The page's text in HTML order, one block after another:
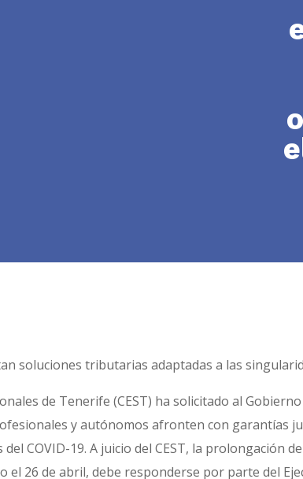
soluciones tributarias adaptadas a las
de Tenerife (CEST) ha solicitado al
y autónomos afronten con garantías
COVID-19. A juicio del CEST, la prolongación
el 26 de abril, debe responderse por parte del